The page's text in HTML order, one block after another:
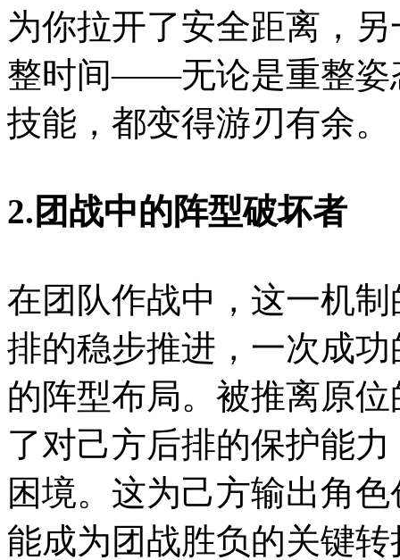
为你拉开了安全距离，
整时间——无论是重整姿
技能，都变得游刃有余。
2.团战中的阵型破坏者
在团队作战中，这一机
排的稳步推进，一次成
的阵型布局。被推离原
了对己方后排的保护能
困境。这为己方输出角
能成为团战胜负的关键转